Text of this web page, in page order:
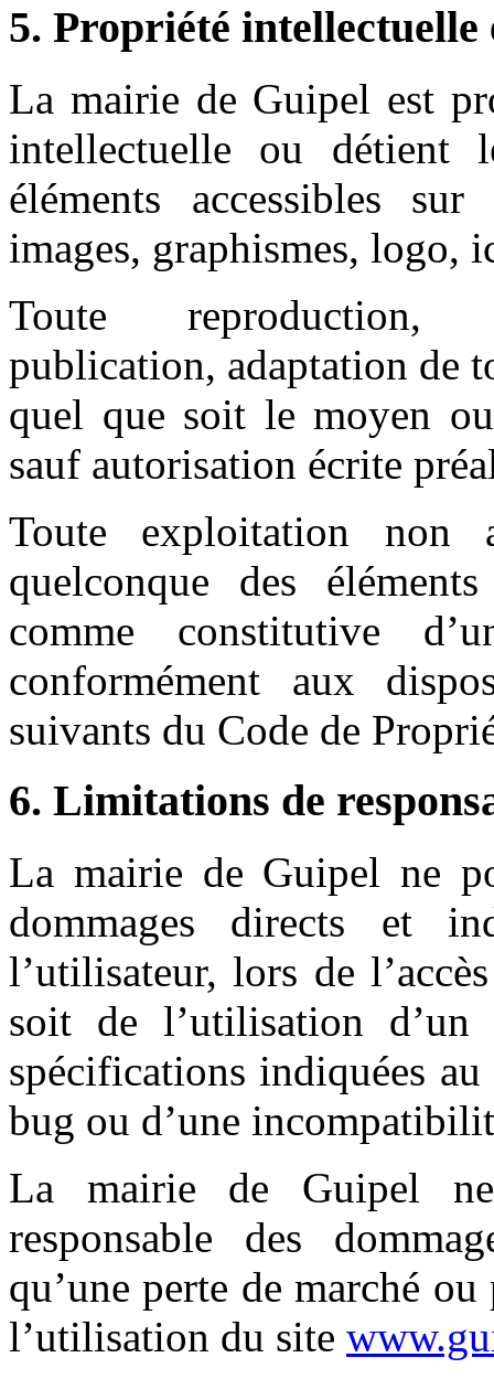
5. Propriété intellectuelle
La mairie de Guipel est
intellectuelle ou détient
éléments accessibles
images, graphismes, logo,
Toute reproduction,
publication, adaptation de
quel que soit le moyen
sauf autorisation écrite
Toute exploitation
quelconque des
comme constitutive
conformément aux
suivants du Code de
6. Limitations de
La mairie de Guipel ne
dommages directs et
l’utilisateur, lors de
soit de l’utilisation d’un
spécifications indiquées
bug ou d’une
La mairie de Guipel
responsable des
qu’une perte de marché
l’utilisation du site